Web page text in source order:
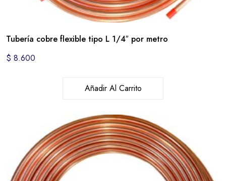
Tubería cobre flexible tipo L 1/4″ por metro
$ 8.600
Añadir Al Carrito